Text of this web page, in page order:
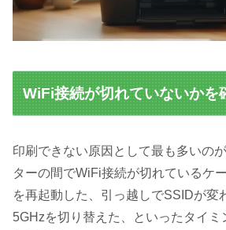
WiFi接続が切れていないかを
印刷できない原因として最も多いの
ターの間でWiFi接続が切れているケ
を再起動した、引っ越しでSSIDが変
5GHzを切り替えた、といったタイミ